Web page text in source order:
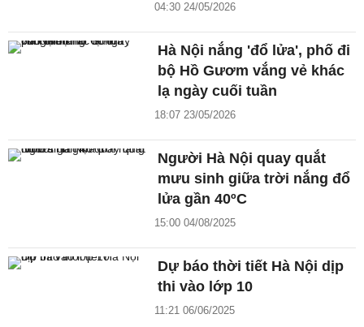
04:30 24/05/2026
Hà Nội nắng 'đổ lửa', phố đi
bộ Hồ Gươm vắng vẻ khác
lạ ngày cuối tuần
18:07 23/05/2026
Người Hà Nội quay quắt
mưu sinh giữa trời nắng đổ
lửa gần 40ºC
15:00 04/08/2025
Dự báo thời tiết Hà Nội dịp
thi vào lớp 10
11:21 06/06/2025